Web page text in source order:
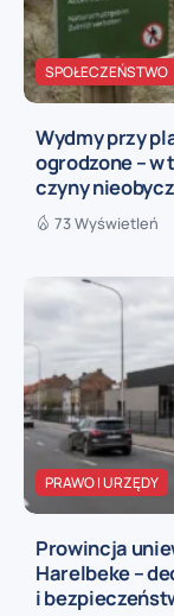
SPOŁECZEŃSTWO
Wydmy przy
ogrodzone – w
czyny
73 Wyświetleń
PRAWO I URZĘDY
Prowincja
Harelbeke –
i